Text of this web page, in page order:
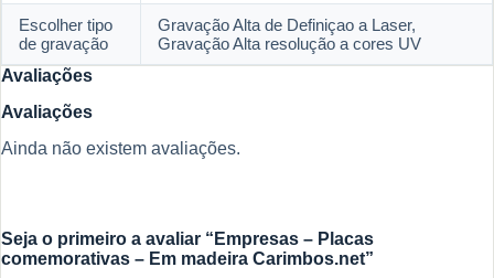
Escolher tipo
de gravação
Gravação Alta de Definiçao a Laser,
Gravação Alta resolução a cores UV
Avaliações
Avaliações
Ainda não existem avaliações.
Seja o primeiro a avaliar “Empresas – Placas
comemorativas – Em madeira Carimbos.net”